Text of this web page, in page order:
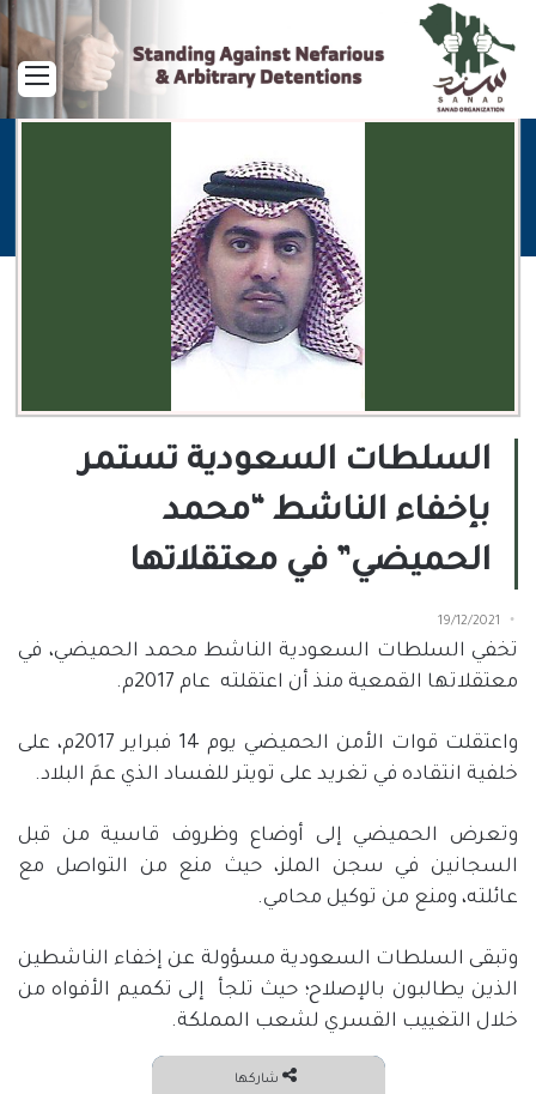
السلطات السعودية تستمر
بإخفاء الناشط “محمد
الحميضي” في معتقلاتها
19/12/2021
تخفي السلطات السعودية الناشط محمد الحميضي، في
معتقلاتها القمعية منذ أن اعتقلته عام 2017م.
واعتقلت قوات الأمن الحميضي يوم 14 فبراير 2017م، على
خلفية انتقاده في تغريد على تويتر للفساد الذي عمَ البلاد.
وتعرض الحميضي إلى أوضاع وظروف قاسية من قبل
السجانين في سجن الملز، حيث منع من التواصل مع
عائلته، ومنع من توكيل محامي.
وتبقى السلطات السعودية مسؤولة عن إخفاء الناشطين
الذين يطالبون بالإصلاح؛ حيث تلجأ
إلى تكميم الأفواه من
خلال التغييب القسري لشعب المملكة.
شاركها